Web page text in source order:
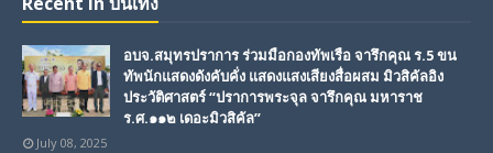
อบจ.สมุทรปราการ ร่วมมือกองทัพเรือ จารึกคุณ ร.5 ขน
ทัพนักแสดงดังคับคั่ง แสดงแสงเสียงสื่อผสม มิวสิคัลอิง
ประวัติศาสตร์ “ปราการพระจุล จารึกคุณ มหาราช
ร.ศ.๑๑๒ เดอะมิวสิคัล”
July 08, 2025